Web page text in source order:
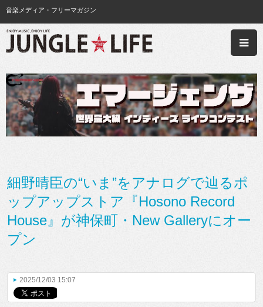
音楽メディア・フリーマガジン
細野晴臣の“いま”をアナログで辿るポ
ップアップストア『Hosono Record
House』が神保町・New Galleryにオー
プン
2025/12/03 15:07